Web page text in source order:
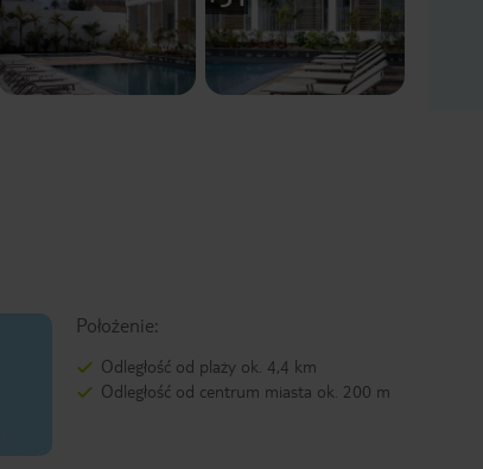
Położenie:
Odległość od plaży ok. 4,4 km
Odległość od centrum miasta ok. 200 m